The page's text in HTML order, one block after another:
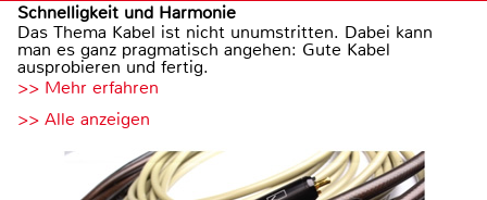
Schnelligkeit und Harmonie
Das Thema Kabel ist nicht unumstritten. Dabei kann
man es ganz pragmatisch angehen: Gute Kabel
ausprobieren und fertig.
>> Mehr erfahren
>> Alle anzeigen